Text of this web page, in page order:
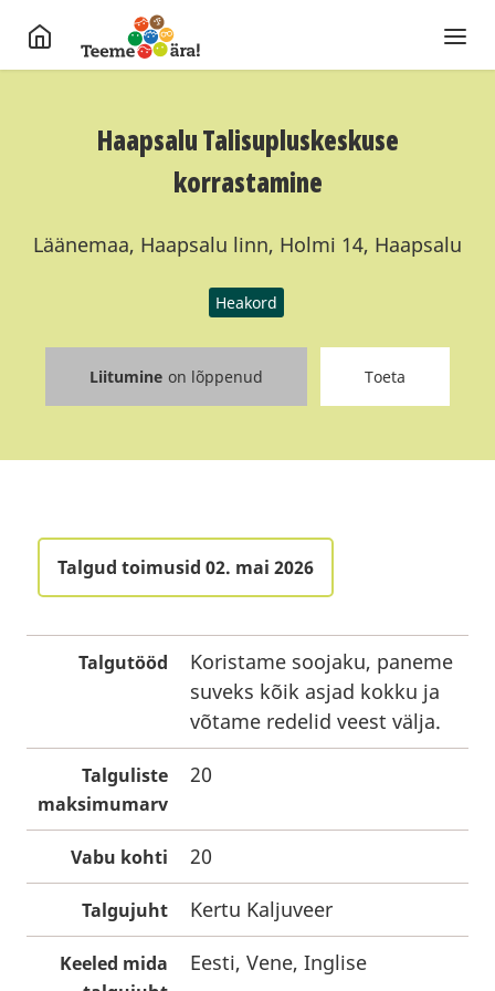
Haapsalu Talisupluskeskuse
korrastamine
Läänemaa, Haapsalu linn, Holmi 14, Haapsalu
Heakord
Liitumine on lõppenud Toeta
Talgud toimusid 02. mai 2026
Talgutööd
Koristame soojaku, paneme
suveks kõik asjad kokku ja
võtame redelid veest välja.
Talguliste
maksimumarv
20
Vabu kohti 20
Talgujuht Kertu Kaljuveer
Keeled mida
Eesti, Vene, Inglise